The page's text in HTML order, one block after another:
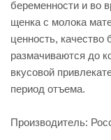
беременности и во
щенка с молока
ценность, качество
размачиваются до
вкусовой
период отъема.
Производитель: